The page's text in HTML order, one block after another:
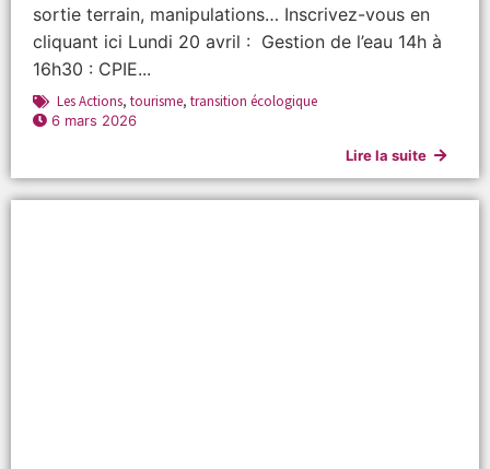
sortie terrain, manipulations… Inscrivez-vous en
cliquant ici Lundi 20 avril : Gestion de l’eau 14h à
16h30 : CPIE...
Les Actions, tourisme, transition écologique
6 mars 2026
Lire la suite